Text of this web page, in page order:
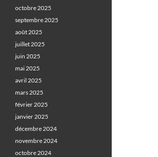
octobre 2025
septembre 2025
août 2025
juillet 2025
juin 2025
mai 2025
avril 2025
mars 2025
février 2025
janvier 2025
décembre 2024
novembre 2024
octobre 2024